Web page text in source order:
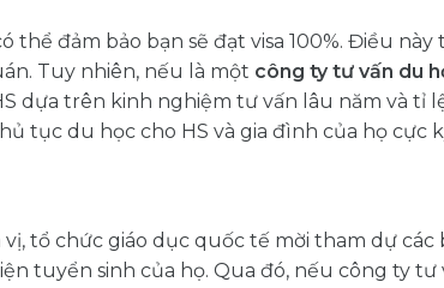
đảm bảo bạn sẽ đạt visa 100%. Điều
Tuy nhiên, nếu là một công ty tư vấn du
dựa trên kinh nghiệm tư vấn lâu năm và tỉ
tục du học cho HS và gia đình của họ cực
tổ chức giáo dục quốc tế mời tham dự các
tuyển sinh của họ. Qua đó, nếu công ty tư